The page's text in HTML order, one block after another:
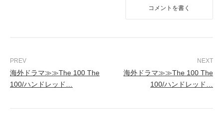
コメントを書く
海外ドラマ≫≫The 100 The
100/ハンドレッド…
海外ドラマ≫≫The 100 The
100/ハンドレッド…